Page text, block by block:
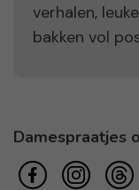
verhalen,
bakken vol
Damespraatjes